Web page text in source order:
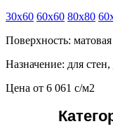
30x60 60x60 80x80
Поверхность: матовая
Назначение: для стен,
Цена от 6 061 c/м2